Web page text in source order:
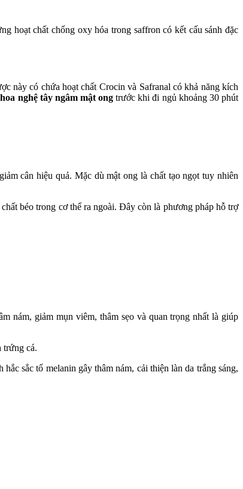
hoạt chất chống oxy hóa trong saffron có kết cấu sánh đặc
này có chứa hoạt chất Crocin và Safranal có khả năng kích
nghệ tây ngâm mật ong trước khi đi ngủ khoảng 30 phút
cân hiệu quả. Mặc dù mật ong là chất tạo ngọt tuy nhiên
béo trong cơ thể ra ngoài. Đây còn là phương pháp hỗ trợ
nám, giảm mụn viêm, thâm sẹo và quan trọng nhất là giúp
trứng cá.
sắc tố melanin gây thâm nám, cải thiện làn da trắng sáng,